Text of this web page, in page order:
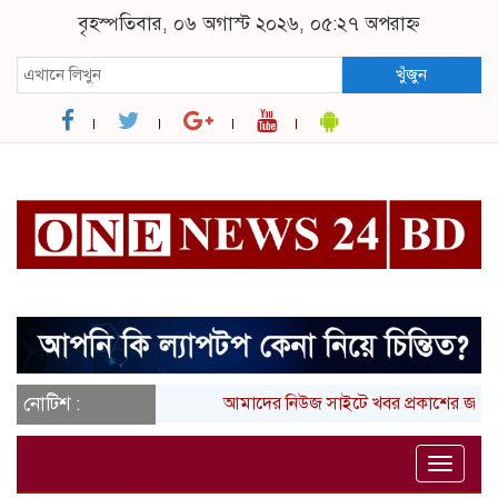
বৃহস্পতিবার, ০৬ অগাস্ট ২০২৬, ০৫:২৭ অপরাহ্ন
খুঁজুন
নোটিশ : আমাদের নিউজ সাইটে খবর প্রকাশের
Toggle